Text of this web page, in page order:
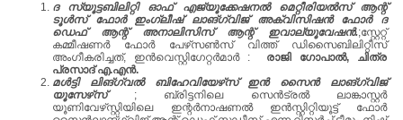
ദ സ്യൂട്ടബിലിറ്റി ഓഫ്‌ എജ്യൂക്കേഷനല്‍ മെറ്റീരിയല്‍സ്‌ ആന്റ്‌
ടൂള്‍സ്‌ ഫോര്‍ ഇംഗ്ലീഷ്‌ ലാങ്‌ഗ്വിജ്‌ അക്വിസിഷന്‍ ഫോര്‍ ദ
ഡെഫ്‌ ആന്റ്‌ അനാലിസിസ്‌ ആന്റ്‌ ഇവാല്യൂവേഷന്‍.;സ്റ്റേറ്റ്‌
കമ്മീഷണര്‍ ഫോര്‍ പേഴ്‌സണ്‍സ്‌ വിത്ത്‌ ഡിസൈബിലിറ്റീസ്‌
അംഗീകരിച്ചത്‌, ഇന്‍വെസ്റ്റിഗേറ്റര്‍മാര്‍ :
രാജി ഗോപാല്‍, ചിത്ര
പ്രസാദ്‌ എ.എന്‍.
മള്‍ട്ടി ലിങ്‌ഗ്വല്‍ ബിഹേവിയേഴ്‌സ്‌ ഇന്‍ സൈന്‍ ലാങ്‌ഗ്വിജ്‌
യൂസേഴ്‌സ്‌
; ബ്രിട്ടനിലെ സെന്‍ട്രല്‍ ലാങ്കാസ്റ്റര്‍
യൂണിവേഴ്‌സ്റ്റിയിലെ ഇന്റര്‍നാഷണല്‍ ഇന്‍സ്റ്റിറ്റിയൂട്ട്‌ ഫോര്‍